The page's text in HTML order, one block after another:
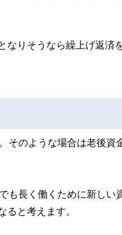
なりそうなら繰上げ返済
そのような場合は老後資
も長く働くために新しい
ると考えます。